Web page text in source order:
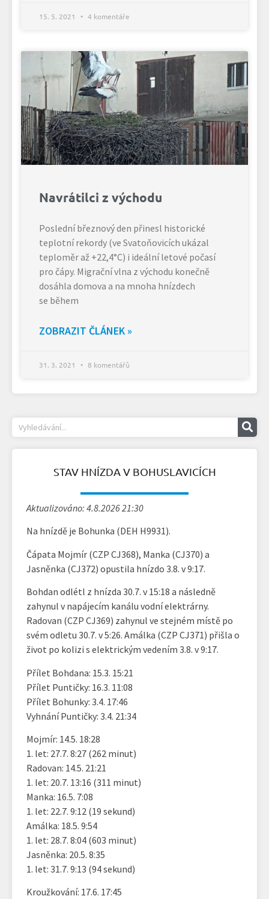
15. 5. 2021 4 komentáře
Navrátilci z východu
Poslední březnový den přinesl historické
teplotní rekordy (ve Svatoňovicích ukázal
teploměr až +22,4°C) i ideální letové počasí
pro čápy. Migrační vlna z východu konečně
dosáhla domova a na mnoha hnízdech
se během
ZOBRAZIT ČLÁNEK »
31. 3. 2021 8 komentářů
STAV HNÍZDA V BOHUSLAVICÍCH
Aktualizováno: 4.8.2026 21:30
Na hnízdě je Bohunka (DEH H9931).
Čápata Mojmír (CZP CJ368), Manka (CJ370) a
Jasněnka (CJ372) opustila hnízdo 3.8. v 9:17.
Bohdan odlétl z hnízda 30.7. v 15:18 a následně
zahynul v napájecím kanálu vodní elektrárny.
Radovan (CZP CJ369) zahynul ve stejném místě po
svém odletu 30.7. v 5:26. Amálka (CZP CJ371) přišla o
život po kolizi s elektrickým vedením 3.8. v 9:17.
Přílet Bohdana: 15.3. 15:21
Přílet Puntičky: 16.3. 11:08
Přílet Bohunky: 3.4. 17:46
Vyhnání Puntičky: 3.4. 21:34
Mojmír: 14.5. 18:28
1. let: 27.7. 8:27 (262 minut)
Radovan: 14.5. 21:21
1. let: 20.7. 13:16 (311 minut)
Manka: 16.5. 7:08
1. let: 22.7. 9:12 (19 sekund)
Amálka: 18.5. 9:54
1. let: 28.7. 8:04 (603 minut)
Jasněnka: 20.5. 8:35
1. let: 31.7. 9:13 (94 sekund)
Kroužkování: 17.6. 17:45